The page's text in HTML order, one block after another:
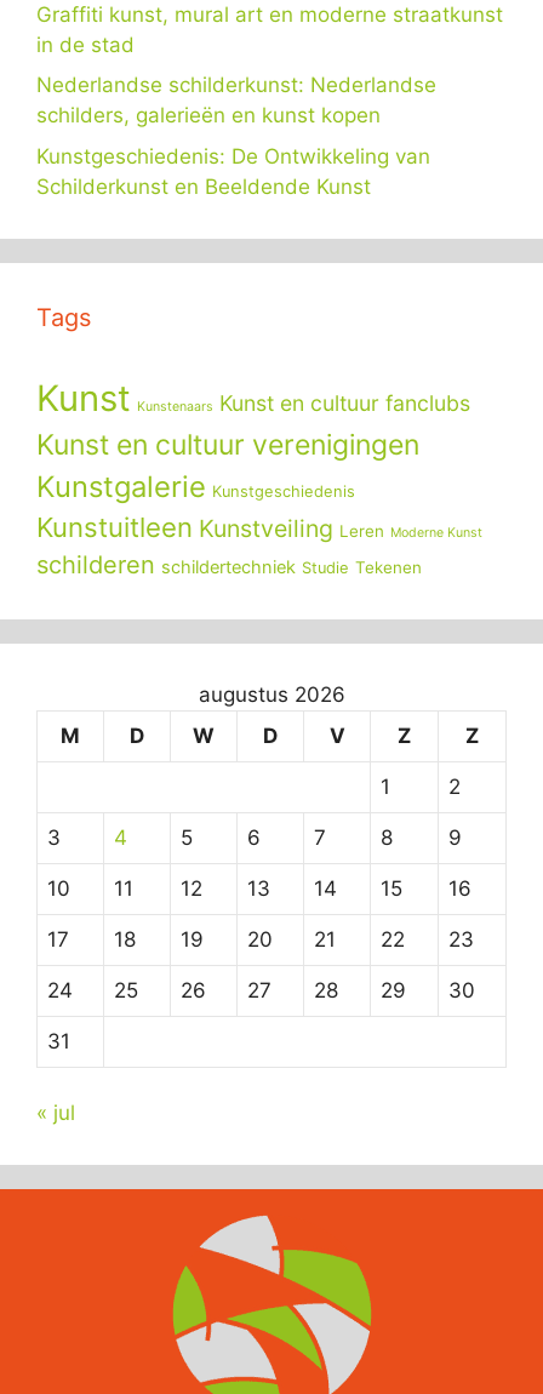
Graffiti kunst, mural art en moderne straatkunst
in de stad
Nederlandse schilderkunst: Nederlandse
schilders, galerieën en kunst kopen
Kunstgeschiedenis: De Ontwikkeling van
Schilderkunst en Beeldende Kunst
Tags
Kunst Kunstenaars Kunst en cultuur fanclubs
Kunst en cultuur verenigingen
Kunstgalerie Kunstgeschiedenis
Kunstuitleen Kunstveiling Leren Moderne Kunst
schilderen schildertechniek Studie Tekenen
augustus 2026
M
D W D V Z Z
1 2
3 4 5 6 7 8 9
10 11 12 13 14 15 16
17 18 19 20 21 22 23
24 25 26 27 28 29 30
31
« jul